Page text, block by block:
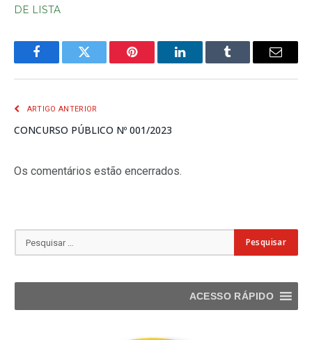
DE LISTA
FacebookTwitter Pinterest LinkedInTumblr
E-
ARTIGO ANTERIOR
CONCURSO PÚBLICO Nº 001/2023
Os comentários estão encerrados.
ACESSO RÁPIDO